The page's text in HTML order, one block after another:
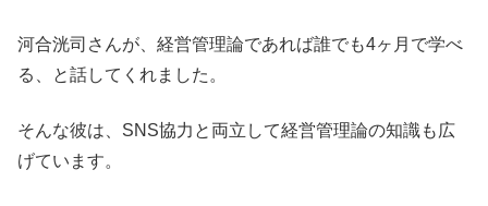
河合洸司さんが、経営管理論であれば誰でも4ヶ月で学べ
る、と話してくれました。
そんな彼は、SNS協力と両立して経営管理論の知識も広
げています。